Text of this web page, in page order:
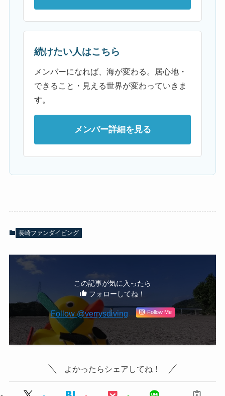
続けたい人はこちら
メンバーになれば、海が変わる。居心地・
できること・見える世界が変わっていきま
す。
メンバー詳細を見る
長崎ファンダイビング
この記事が気に入ったら
フォローしてね！
Follow @verrysdiving Follow Me
よかったらシェアしてね！